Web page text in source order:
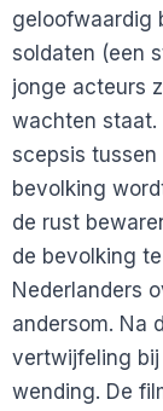
geloofwaardig
soldaten (een
jonge acteurs
wachten staat.
scepsis tussen
bevolking
de rust
de bevolking
Nederlanders
andersom. Na
vertwijfeling
wending. De